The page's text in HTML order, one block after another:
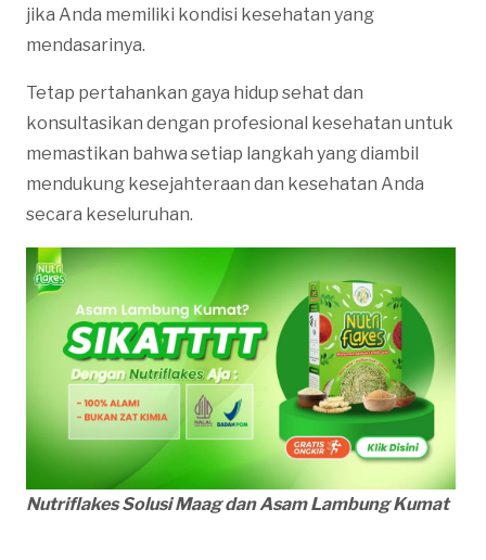
jika Anda memiliki kondisi kesehatan yang
mendasarinya.
Tetap pertahankan gaya hidup sehat dan
konsultasikan dengan profesional kesehatan untuk
memastikan bahwa setiap langkah yang diambil
mendukung kesejahteraan dan kesehatan Anda
secara keseluruhan.
Nutriflakes Solusi Maag dan Asam Lambung Kumat